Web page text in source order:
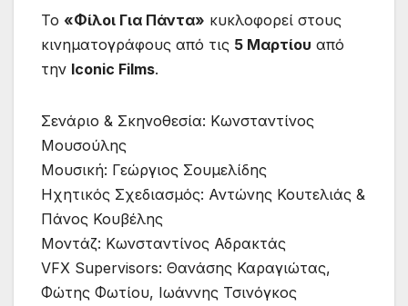
Το «Φίλοι Για Πάντα» κυκλοφορεί στους
κινηματογράφους από τις 5 Μαρτίου από
την Iconic Films.
Σενάριο & Σκηνοθεσία: Κωνσταντίνος
Μουσούλης
Μουσική: Γεώργιος Σουμελίδης
Ηχητικός Σχεδιασμός: Αντώνης Κουτελιάς &
Πάνος Κουβέλης
Μοντάζ: Κωνσταντίνος Αδρακτάς
VFX Supervisors: Θανάσης Καραγιώτας,
Φώτης Φωτίου, Ιωάννης Τσινόγκος